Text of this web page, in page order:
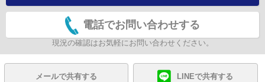
電話でお問い合わせする
現況の確認はお気軽にお問い合わせください。
メールで共有する LINEで共有する